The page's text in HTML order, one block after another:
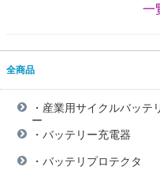
一
全商品
・産業用サイクルバッテ
ー
・バッテリー充電器
・バッテリプロテクタ